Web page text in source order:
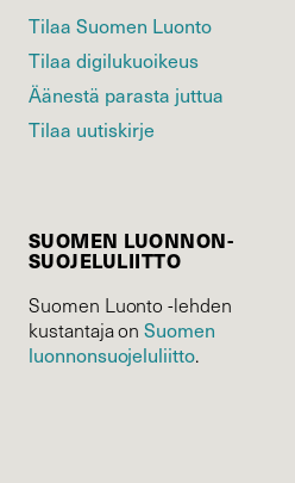
Tilaa Suomen Luonto
Tilaa digilukuoikeus
Äänestä parasta juttua
Tilaa uutiskirje
SUOMEN LUONNON­
SUOJELU­LIITTO
Suomen Luonto -lehden
kustantaja onSuomen
luonnonsuojelu­liitto.